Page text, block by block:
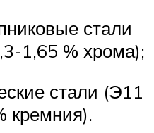
стали
1,65 % хрома);
стали (Э11
кремния).